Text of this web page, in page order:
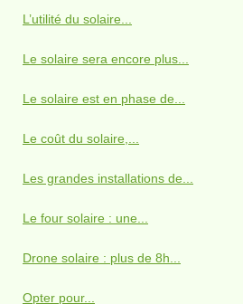
L’utilité du solaire...
Le solaire sera encore plus...
Le solaire est en phase de...
Le coût du solaire,...
Les grandes installations de...
Le four solaire : une...
Drone solaire : plus de 8h...
Opter pour...